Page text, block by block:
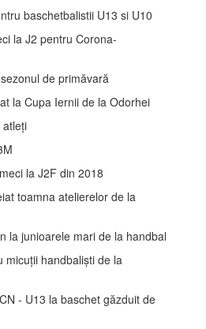
baschetbalistii U13 si U10
la J2 pentru Corona-
de primăvară
la Cupa Iernii de la Odorhei
atleți
la J2F din 2018
toamna atelierelor de la
la junioarele mari de la handbal
micuții handbaliști de la
- U13 la baschet găzduit de